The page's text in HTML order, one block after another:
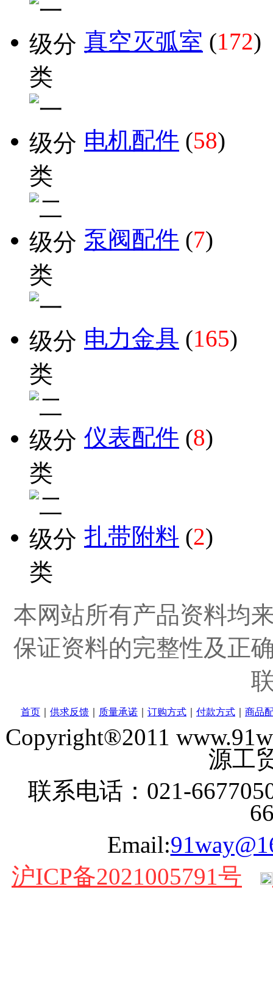
真空灭弧室 (172)
电机配件 (58)
泵阀配件 (7)
电力金具 (165)
仪表配件 (8)
扎带附料 (2)
本网站所有产品资料均
保证资料的完整性及正
首页 供求反馈 质量承诺 订购方式 付款方式 商品
Copyright®2011
源工
联系电话：021-
Email:
沪ICP备2021005791号